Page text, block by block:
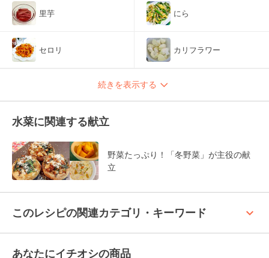
里芋 にら
セロリ カリフラワー
続きを表示する
水菜に関連する献立
野菜たっぷり！「冬野菜」が主役の献
立
このレシピの関連カテゴリ・キーワード keyboard_arrow_up
あなたにイチオシの商品